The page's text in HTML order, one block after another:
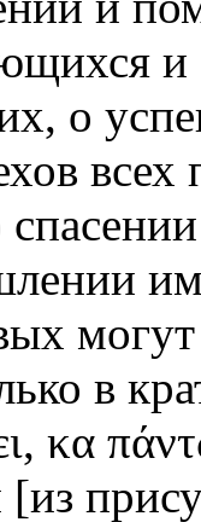
и
о
могут
в
κα